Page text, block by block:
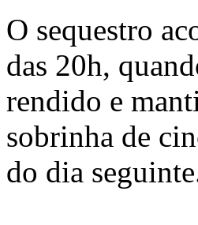
O sequestro
das 20h,
rendido e
sobrinha de
do dia